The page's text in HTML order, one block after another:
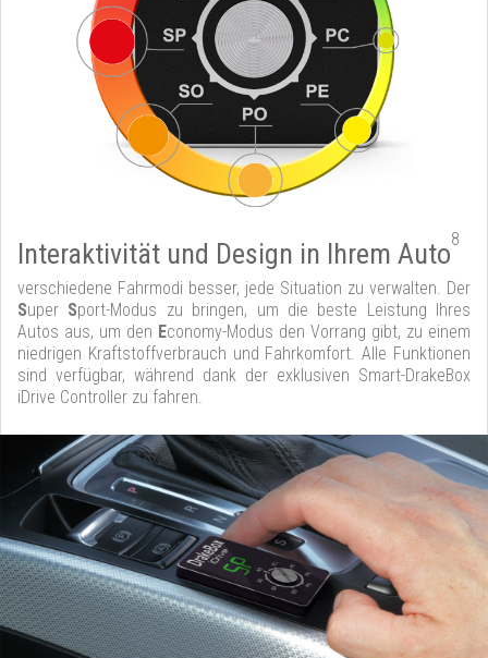
Interaktivität und Design in Ihrem Auto8
verschiedene Fahrmodi besser, jede Situation zu verwalten. Der
Super Sport-Modus zu bringen, um die beste Leistung Ihres
Autos aus, um den Economy-Modus den Vorrang gibt, zu einem
niedrigen Kraftstoffverbrauch und Fahrkomfort. Alle Funktionen
sind verfügbar, während dank der exklusiven Smart-DrakeBox
iDrive Controller zu fahren.